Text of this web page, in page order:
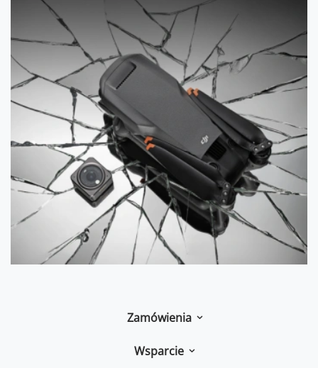
Zamówienia
Wsparcie